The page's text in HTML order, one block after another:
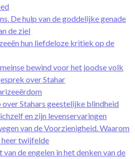
De hulp van de goddelijke genade
de ziel
hun liefdeloze kritiek op de
bewind voor het joodse volk
over Stahar
Stahars geestelijke blindheid
en zijn levenservaringen
van de Voorzienigheid. Waarom
heer twijfelde
de engelen in het denken van de